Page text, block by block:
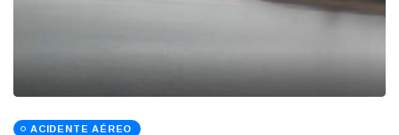
ACIDENTE AÉREO